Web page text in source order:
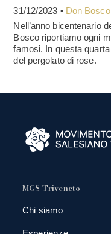
31/12/2023 • Don Bosco
Nell’anno bicentenario
Bosco riportiamo ogni
famosi. In questa
del pergolato di rose.
MGS Triveneto
Chi siamo